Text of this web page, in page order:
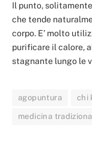
Il punto,
che tende
corpo. E’ molto
purificare il calore,
stagnante lungo le
agopuntura chi
medicina